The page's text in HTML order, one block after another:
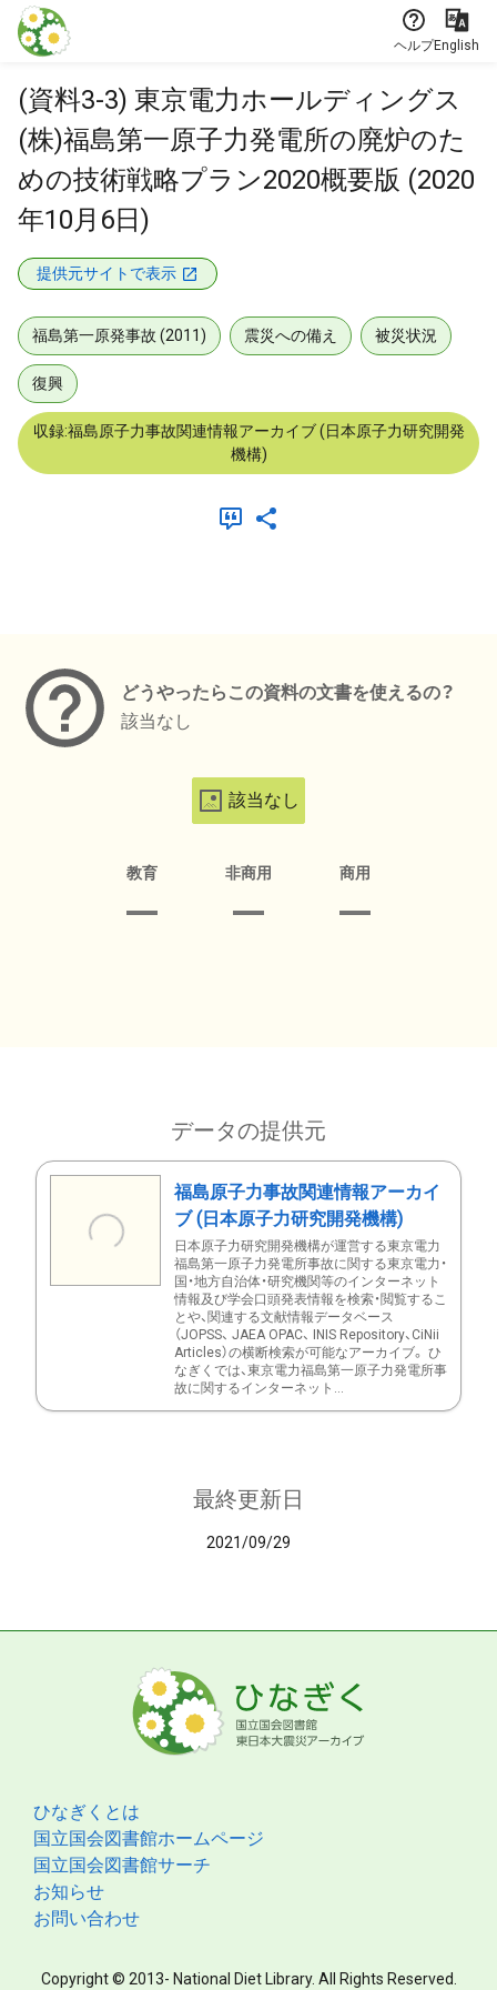
本文に飛ぶ
ヘルプEnglish
(資料3-3) 東京電力ホールディングス
(株)福島第一原子力発電所の廃炉のた
めの技術戦略プラン2020概要版 (2020
年10月6日)
提供元サイトで表示
福島第一原発事故 (2011) 震災への備え 被災状況
復興
収録:福島原子力事故関連情報アーカイブ (日本原子力研究開発
機構)
どうやったらこの資料の文書を使えるの？
該当なし
該当なし
教育 非商用 商用
データの提供元
福島原子力事故関連情報アーカイ
ブ (日本原子力研究開発機構)
日本原子力研究開発機構が運営する東京電力
福島第一原子力発電所事故に関する東京電力・
国・地方自治体・研究機関等のインターネット
情報及び学会口頭発表情報を検索・閲覧するこ
とや、関連する文献情報データベース
（JOPSS、 JAEA OPAC、 INIS Repository、CiNii
Articles）の横断検索が可能なアーカイブ。 ひ
なぎくでは、東京電力福島第一原子力発電所事
故に関するインターネット...
最終更新日
2021/09/29
ひなぎくとは
国立国会図書館ホームページ
国立国会図書館サーチ
お知らせ
お問い合わせ
Copyright © 2013- National Diet Library. All Rights Reserved.